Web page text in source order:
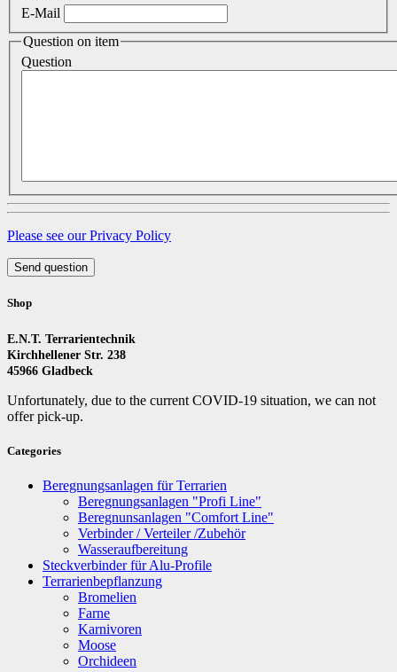
E-Mail
Question on item
Question
Please see our Privacy Policy
Send question
Shop
E.N.T. Terrarientechnik
Kirchhellener Str. 238
45966 Gladbeck
Unfortunately, due to the current COVID-19 situation, we can not
offer pick-up.
Categories
Beregnungsanlagen für Terrarien
Beregnungsanlagen "Profi Line"
Beregnunsanlagen "Comfort Line"
Verbinder / Verteiler /Zubehör
Wasseraufbereitung
Steckverbinder für Alu-Profile
Terrarienbepflanzung
Bromelien
Farne
Karnivoren
Moose
Orchideen